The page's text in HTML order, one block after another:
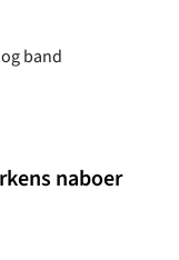
band
naboer